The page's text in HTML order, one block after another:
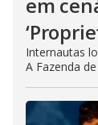
Internautas
A Fazenda